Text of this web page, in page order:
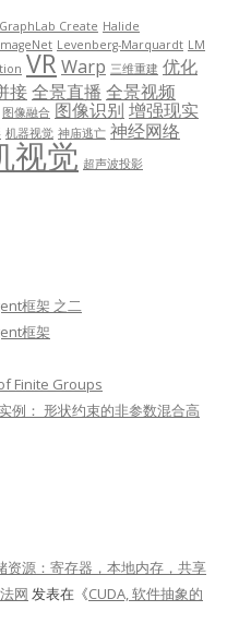
GraphLab Create Halide
Levenberg-Marquardt LM
VR Warp 三维重建 优化
接全景直播 全景视频
图像融合 图像识别 增强现实
机器视觉 神庙逃亡 神经网络
视觉 超声波投影
框架 之二
框架
Finite Groups
例： 形状约束的非参数混合高
资源：寄存器，本地内存，共享
网 发表在《CUDA, 软件抽象的